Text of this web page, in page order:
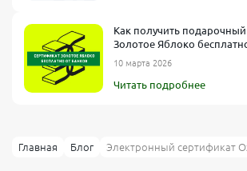
Как получить
Золотое Яблоко
10 марта 2026
Читать подробнее
Главная Блог Электронный сертификат